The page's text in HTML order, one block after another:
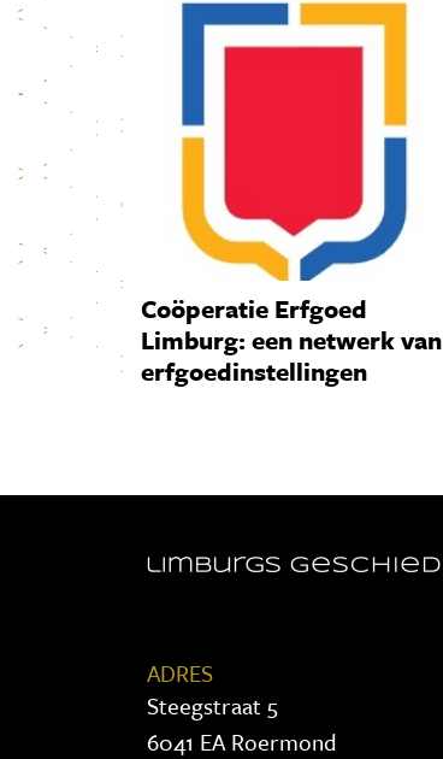
Coöperatie Erfgoed
Limburg: een netwerk van
erfgoedinstellingen
ADRES
Steegstraat 5
6041 EA Roermond